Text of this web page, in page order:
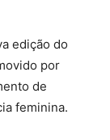
edição do
por
de
feminina.